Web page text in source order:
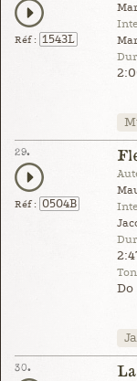
Réf : 1543L
29.
Réf : 0504B
Do
30.